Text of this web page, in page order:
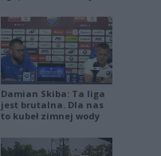
Damian Skiba: Ta liga
jest brutalna. Dla nas
to kubeł zimnej wody